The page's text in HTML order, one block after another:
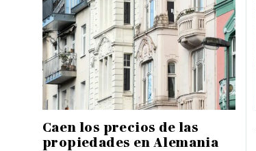
Caen los precios de las
propiedades en Alemania